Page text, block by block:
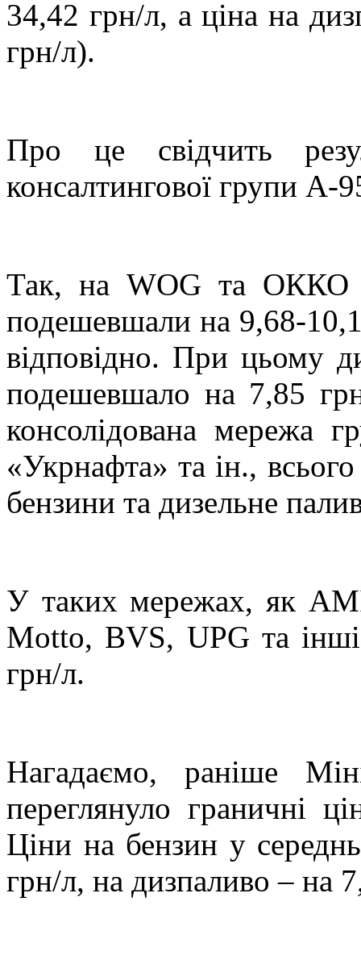
34,42 грн/л, а ціна на
грн/л).
Про це свідчить
консалтингової групи А-
Так, на WOG та ОККО
подешевшали на 9,68-
відповідно. Прицьому
подешевшало на 7,85
консолідована мережа
«Укрнафта» та ін.,
бензини та дизельне
У таких мережах, як
Motto, BVS, UPG та
грн/л.
Нагадаємо, раніше
переглянуло граничні
Ціни на бензин у
грн/л, на дизпаливо – на